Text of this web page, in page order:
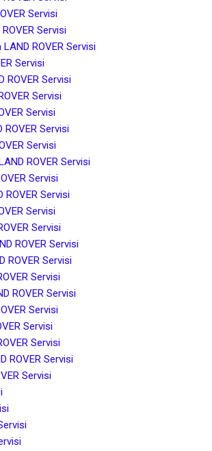
Servisi
Servisi
ROVER Servisi
Servisi
ROVER Servisi
Servisi
Servisi
ROVER Servisi
Servisi
ROVER Servisi
Servisi
ROVER Servisi
Servisi
Servisi
ROVER Servisi
ROVER Servisi
Servisi
ROVER Servisi
Servisi
Servisi
Servisi
ROVER Servisi
Servisi